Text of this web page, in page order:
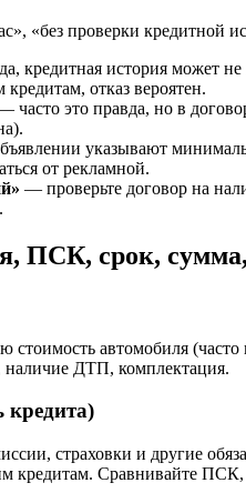
«без проверки кредитной
кредитная история может не
отказ вероятен.
часто это правда, но в
указывают
от рекламной.
— проверьте договор на
ПСК, срок,
стоимость автомобиля
наличие ДТП, комплектация.
страховки и другие
кредитам. Сравнивайте